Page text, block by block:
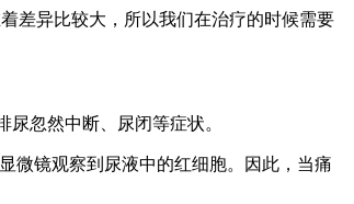
差异比较大，所以我们在治疗的时候需要
忽然中断、尿闭等症状。
微镜观察到尿液中的红细胞。因此，当痛